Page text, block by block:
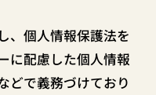
、個人情報保護法を
に配慮した個人情報
どで義務づけており